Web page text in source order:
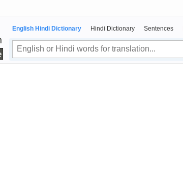
English Hindi Dictionary Hindi Dictionary Sentences